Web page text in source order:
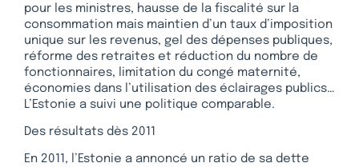
pour les ministres, hausse de la fiscalité sur la
consommation mais maintien d’un taux d’imposition
unique sur les revenus, gel des dépenses publiques,
réforme des retraites et réduction du nombre de
fonctionnaires, limitation du congé maternité,
économies dans l’utilisation des éclairages publics…
L’Estonie a suivi une politique comparable.
Des résultats dès 2011
En 2011, l’Estonie a annoncé un ratio de sa dette